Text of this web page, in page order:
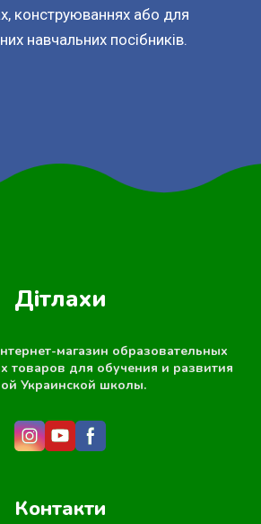
конструюваннях або для
навчальних посібників.
Дітлахи
магазин образовательных
товаров для обучения и развития
Украинской школы.
Контакти